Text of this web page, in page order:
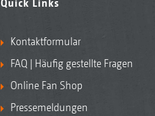
Quick Links
Kontaktformular
FAQ | Häufig gestellte Fragen
Online Fan Shop
Pressemeldungen